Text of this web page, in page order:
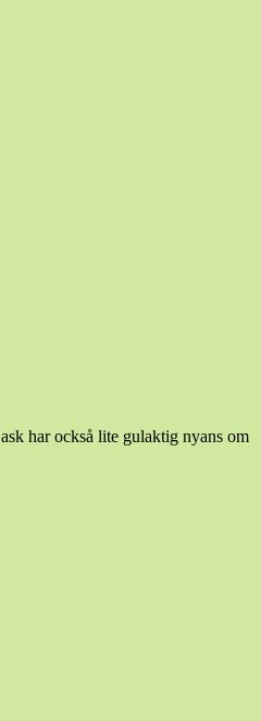
har också lite gulaktig nyans om